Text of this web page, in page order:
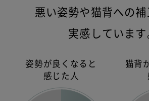
悪い姿勢や猫背への補
実感しています
姿勢が良くなると
感じた人
猫背